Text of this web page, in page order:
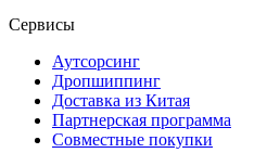
Сервисы
Аутсорсинг
Дропшиппинг
Доставка из Китая
Партнерская программа
Совместные покупки